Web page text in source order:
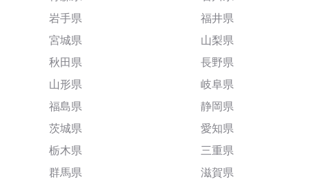
岩手県
宮城県
秋田県
山形県
福島県
茨城県
栃木県
群馬県
福井県
山梨県
長野県
岐阜県
静岡県
愛知県
三重県
滋賀県